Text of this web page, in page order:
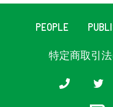
PEOPLE
特定商取引